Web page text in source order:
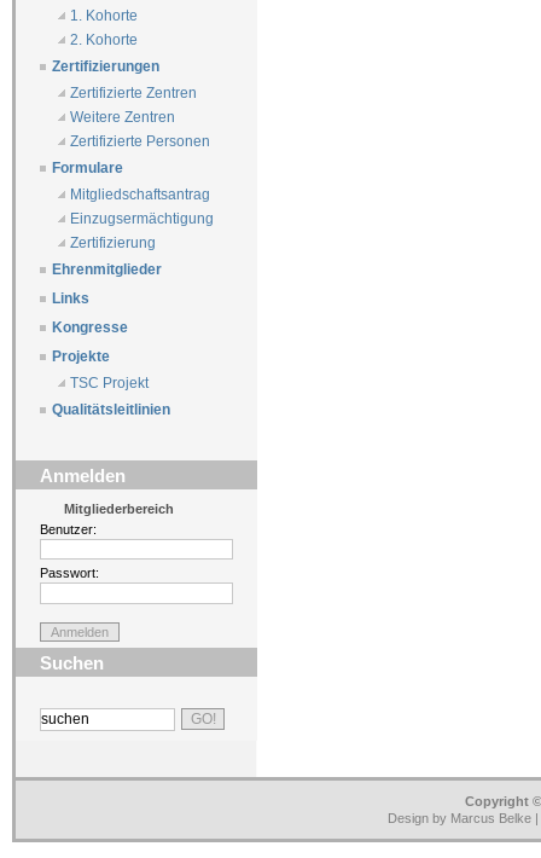
1. Kohorte
2. Kohorte
Zertifizierungen
Zertifizierte Zentren
Weitere Zentren
Zertifizierte Personen
Formulare
Mitgliedschaftsantrag
Einzugsermächtigung
Zertifizierung
Ehrenmitglieder
Links
Kongresse
Projekte
TSC Projekt
Qualitätsleitlinien
Anmelden
Mitgliederbereich
Benutzer:
Passwort:
Suchen
Copyright
Design by Marcus Belke